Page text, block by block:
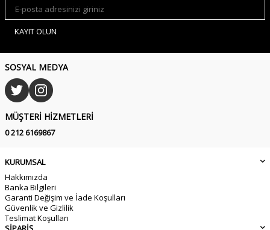
KAYIT OLUN
SOSYAL MEDYA
MÜŞTERI HIZMETLERI
0 212 6169867
KURUMSAL
Hakkımızda
Banka Bilgileri
Garanti Değişim ve İade Koşulları
Güvenlik ve Gizlilik
Teslimat Koşulları